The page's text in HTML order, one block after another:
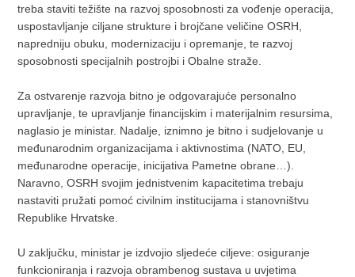
treba staviti težište na razvoj sposobnosti za vođenje operacija,
uspostavljanje ciljane strukture i brojčane veličine OSRH,
napredniju obuku, modernizaciju i opremanje, te razvoj
sposobnosti specijalnih postrojbi i Obalne straže.
Za ostvarenje razvoja bitno je odgovarajuće personalno
upravljanje, te upravljanje financijskim i materijalnim resursima,
naglasio je ministar. Nadalje, iznimno je bitno i sudjelovanje u
međunarodnim organizacijama i aktivnostima (NATO, EU,
međunarodne operacije, inicijativa Pametne obrane…).
Naravno, OSRH svojim jednistvenim kapacitetima trebaju
nastaviti pružati pomoć civilnim institucijama i stanovništvu
Republike Hrvatske.
U zaključku, ministar je izdvojio sljedeće ciljeve: osiguranje
funkcioniranja i razvoja obrambenog sustava u uvjetima